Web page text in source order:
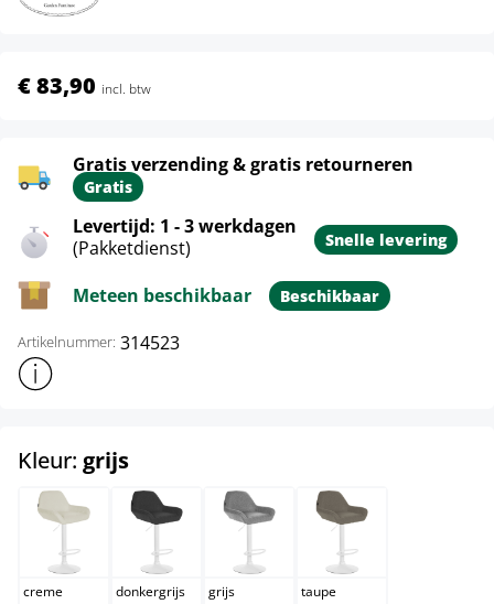
€ 83,90 incl. btw
Gratis verzending & gratis retourneren
Gratis
Levertijd: 1 - 3 werkdagen
(Pakketdienst)
Snelle levering
Meteen beschikbaar Beschikbaar
Artikelnummer: 314523
Toon meer productinformatie
Kleur: grijsselect
creme
creme
donkergrijs
donkergrijs
grijs
grijs
taupe
taupe